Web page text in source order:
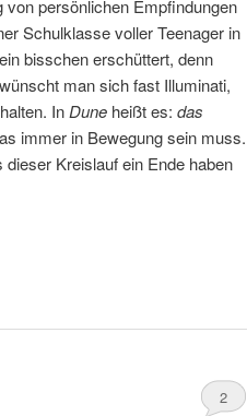
persönlichen Empfindungen
Schulklasse voller Teenager in
bisschen erschüttert, denn
man sich fast Illuminati,
InDune heißt es: das
immer in Bewegung sein muss.
Kreislauf ein Ende haben
2